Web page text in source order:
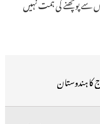
کا ہندوستان